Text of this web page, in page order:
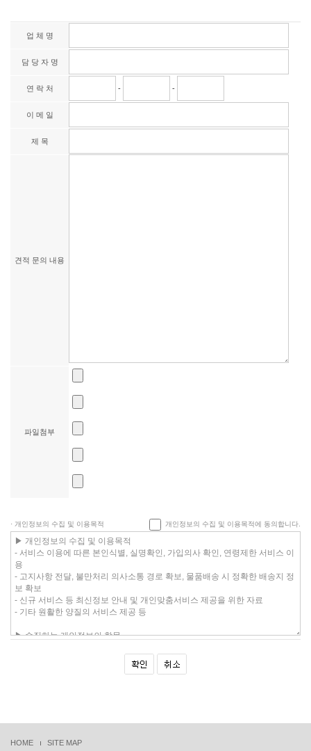
업 체 명
담 당 자 명
연 락 처 - -
이 메 일
제 목
견적 문의 내용
파일첨부
· 개인정보의 수집 및 이용목적 개인정보의 수집 및 이용목적에 동의합니다.
HOME SITE MAP